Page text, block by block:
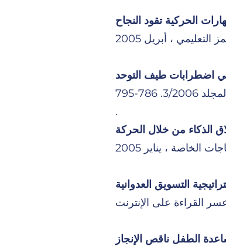
الحركية تقود النجاح
التعليمي ، أبريل 2005
اضطرابات طيف التوحد
786-795
.
الذكاء من خلال الحركة
الخاصة ، يناير 2005
التسويق العدوانية
القراءة على الإنترنت
الطفل ناقص الإنجاز